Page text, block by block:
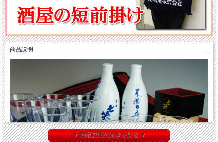
商品説明
▼ 商品説明の続きを見る ▼